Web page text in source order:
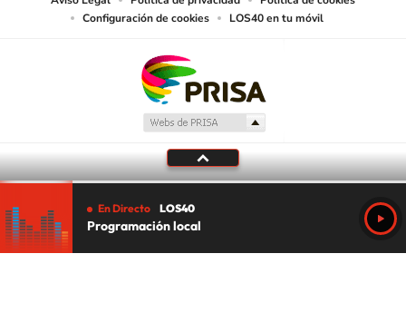
Configuración de cookies
LOS40 en tu móvil
En Directo LOS40
Programación local